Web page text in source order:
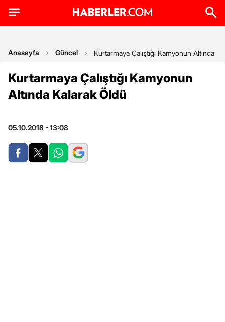
Anasayfa Güncel Kurtarmaya Çalıştığı Kamyonun Altında
Kurtarmaya Çalıştığı Kamyonun
Altında Kalarak Öldü
05.10.2018 - 13:08